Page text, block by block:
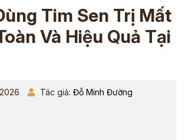
Tim Sen Trị Mất
Và Hiệu Quả Tại
Tác giả: Đỗ Minh Đường